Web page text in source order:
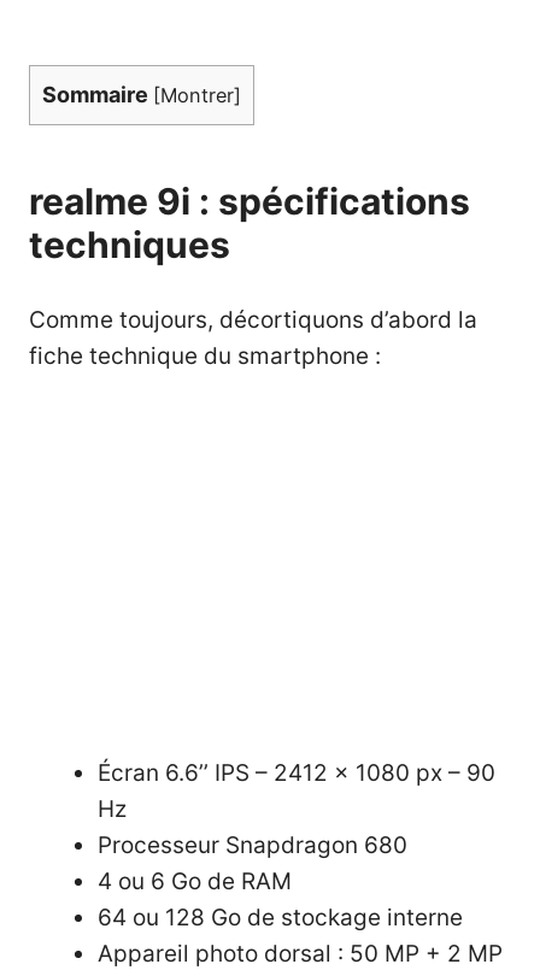
Sommaire [Montrer]
realme 9i : spécifications
techniques
Comme toujours, décortiquons d’abord la
fiche technique du smartphone :
Écran 6.6’’ IPS – 2412 x 1080 px – 90
Hz
Processeur Snapdragon 680
4 ou 6 Go de RAM
64 ou 128 Go de stockage interne
Appareil photo dorsal : 50 MP + 2 MP